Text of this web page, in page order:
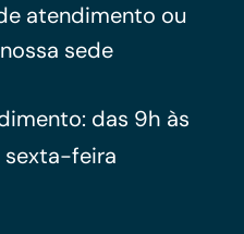
atendimento ou
sede
das 9h às
sexta-feira